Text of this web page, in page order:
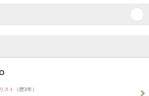
スト
（歴3年）